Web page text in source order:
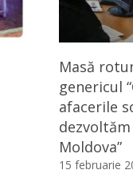
Masă
genericul
afacerile
Moldova”
15 februarie